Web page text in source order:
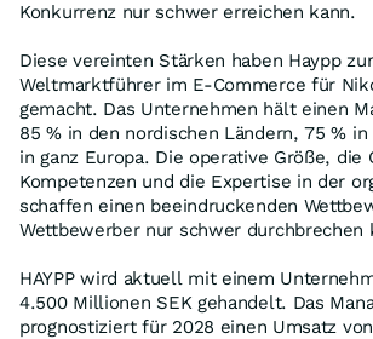
Konkurrenz nur schwer erreichen kann.
Diese vereinten Stärken haben Haypp
Weltmarktführer im E-Commerce für
gemacht. Das Unternehmen hält einen
85 % in den nordischen Ländern, 75 %
in ganz Europa. Die operative Größe, die
Kompetenzen und die Expertise in der
schaffen einen beeindruckenden
Wettbewerber nur schwer durchbrechen
HAYPP wird aktuell mit einem
4.500 Millionen SEK gehandelt. Das
prognostiziert für 2028 einen Umsatz